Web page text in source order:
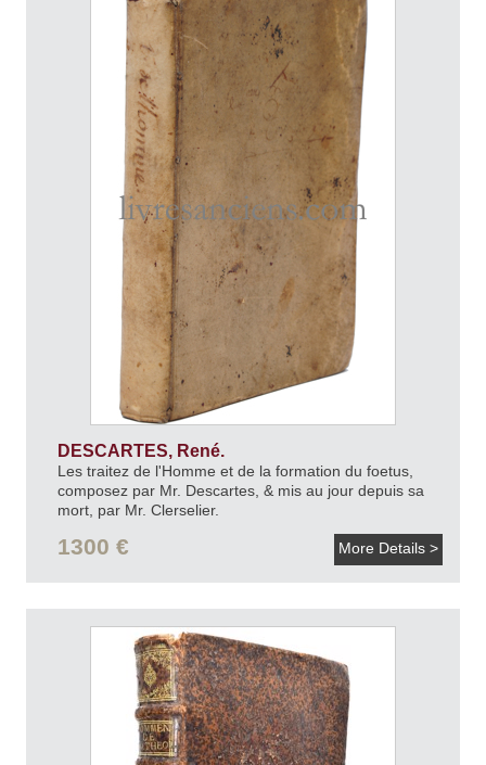
DESCARTES, René.
Les traitez de l'Homme et de la formation du foetus,
composez par Mr. Descartes, & mis au jour depuis sa
mort, par Mr. Clerselier.
Avec les remarques de Louys de La Forge.1680.
1300 € More Details >